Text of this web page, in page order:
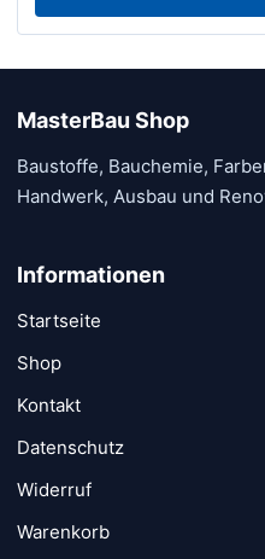
MasterBau Shop
Baustoffe, Bauchemie,
Handwerk, Ausbau und
Informationen
Startseite
Shop
Kontakt
Datenschutz
Widerruf
Warenkorb